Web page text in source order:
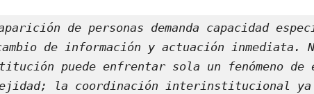
de personas demanda capacidad
de información y actuación inmediata.
puede enfrentar sola un fenómeno de
la coordinación interinstitucional ya